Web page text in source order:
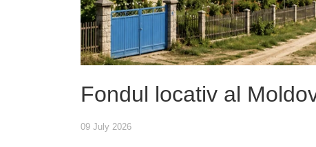
Fondul locativ al
09 July 2026